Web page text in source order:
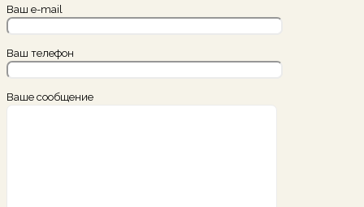
Ваш e-mail
Ваш телефон
Ваше сообщение